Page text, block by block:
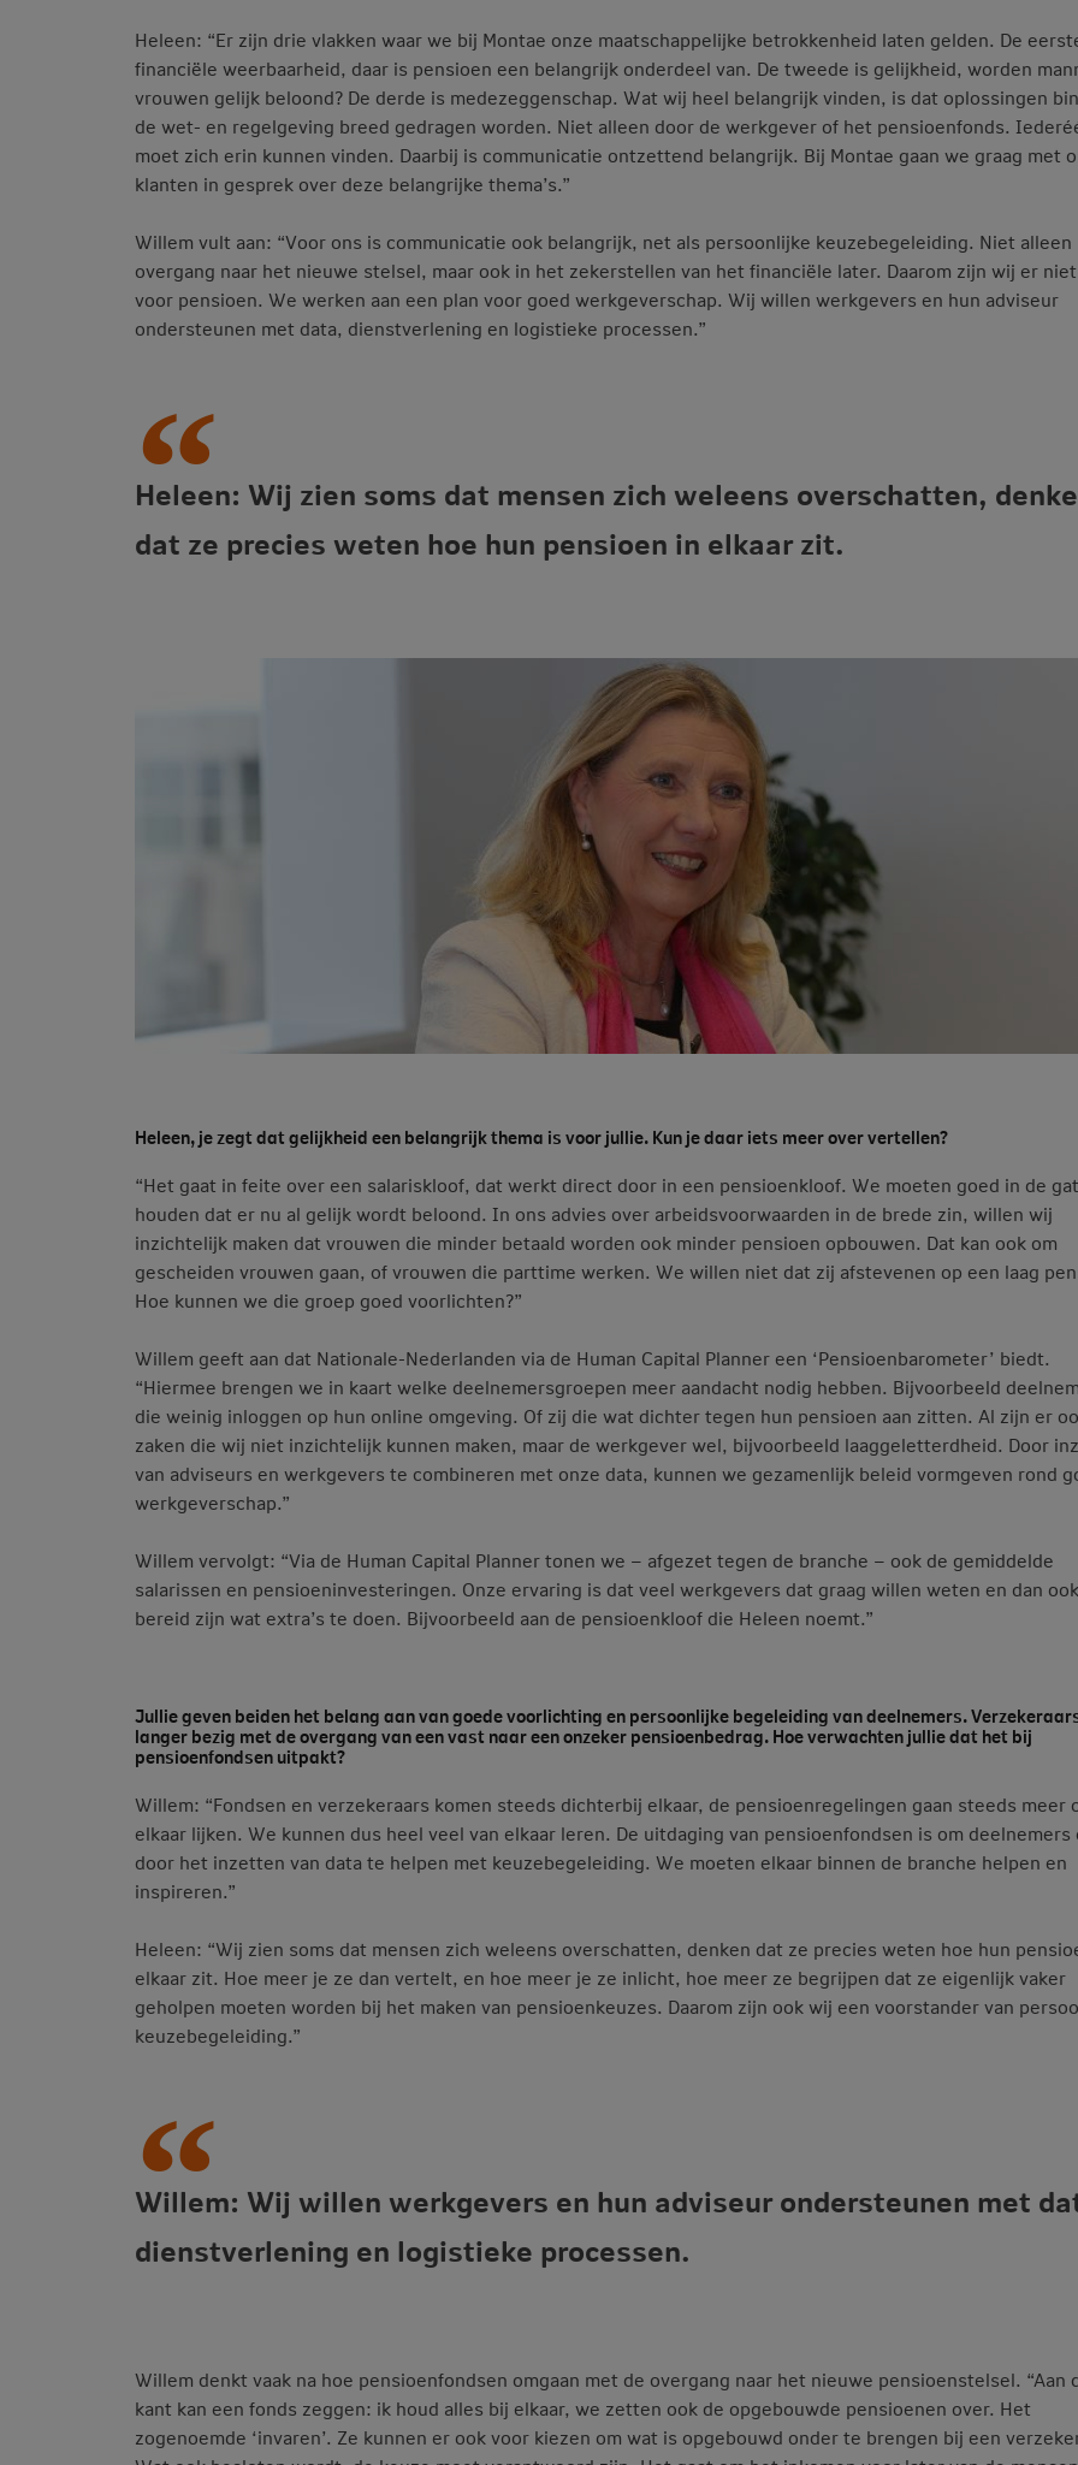
Heleen: “Er zijn drie vlakken waar we bij Montae onze maatschappelijke betrokkenheid laten gelden. De
financiële weerbaarheid, daar is pensioen een belangrijk onderdeel van. De tweede is gelijkheid, worden
vrouwen gelijk beloond? De derde is medezeggenschap. Wat wij heel belangrijk vinden, is dat oplossingen
de wet- en regelgeving breed gedragen worden. Niet alleen door de werkgever of het pensioenfonds.
moet zich erin kunnen vinden. Daarbij is communicatie ontzettend belangrijk. Bij Montae gaan we graag met
klanten in gesprek over deze belangrijke thema’s.”
Willem vult aan: “Voor ons is communicatie ook belangrijk, net als persoonlijke keuzebegeleiding. Niet alleen
overgang naar het nieuwe stelsel, maar ook in het zekerstellen van het financiële later. Daarom zijn wij er
voor pensioen. We werken aan een plan voor goed werkgeverschap. Wij willen werkgevers en hun adviseur
ondersteunen met data, dienstverlening en logistieke processen.”
Heleen: Wij zien soms dat mensen zich weleens overschatten,
dat ze precies weten hoe hun pensioen in elkaar zit.
Heleen, je zegt dat gelijkheid een belangrijk thema is voor jullie. Kun je daar iets meer over vertellen?
“Het gaat in feite over een salariskloof, dat werkt direct door in een pensioenkloof. We moeten goed in de
houden dat er nu al gelijk wordt beloond. In ons advies over arbeidsvoorwaarden in de brede zin, willen wij
inzichtelijk maken dat vrouwen die minder betaald worden ook minder pensioen opbouwen. Dat kan ook om
gescheiden vrouwen gaan, of vrouwen die parttime werken. We willen niet dat zij afstevenen op een laag
Hoe kunnen we die groep goed voorlichten?”
Willem geeft aan dat Nationale-Nederlanden via de Human Capital Planner een ‘Pensioenbarometer’ biedt.
“Hiermee brengen we in kaart welke deelnemersgroepen meer aandacht nodig hebben. Bijvoorbeeld
die weinig inloggen op hun online omgeving. Of zij die wat dichter tegen hun pensioen aan zitten. Al zijn er
zaken die wij niet inzichtelijk kunnen maken, maar de werkgever wel, bijvoorbeeld laaggeletterdheid. Door
van adviseurs en werkgevers te combineren met onze data, kunnen we gezamenlijk beleid vormgeven rond
werkgeverschap.”
Willem vervolgt: “Via de Human Capital Planner tonen we – afgezet tegen de branche – ook de gemiddelde
salarissen en pensioeninvesteringen. Onze ervaring is dat veel werkgevers dat graag willen weten en dan ook
bereid zijn wat extra’s te doen. Bijvoorbeeld aan de pensioenkloof die Heleen noemt.”
Jullie geven beiden het belang aan van goede voorlichting en persoonlijke begeleiding van deelnemers.
langer bezig met de overgang van een vast naar een onzeker pensioenbedrag. Hoe verwachten jullie dat het bij
pensioenfondsen uitpakt?
Willem: “Fondsen en verzekeraars komen steeds dichterbij elkaar, de pensioenregelingen gaan steeds meer
elkaar lijken. We kunnen dus heel veel van elkaar leren. De uitdaging van pensioenfondsen is om deelnemers
door het inzetten van data te helpen met keuzebegeleiding. We moeten elkaar binnen de branche helpen en
inspireren.”
Heleen: “Wij zien soms dat mensen zich weleens overschatten, denken dat ze precies weten hoe hun
elkaar zit. Hoe meer je ze dan vertelt, en hoe meer je ze inlicht, hoe meer ze begrijpen dat ze eigenlijk vaker
geholpen moeten worden bij het maken van pensioenkeuzes. Daarom zijn ook wij een voorstander van
keuzebegeleiding.”
Willem: Wij willen werkgevers en hun adviseur ondersteunen met
dienstverlening en logistieke processen.
Willem denkt vaak na hoe pensioenfondsen omgaan met de overgang naar het nieuwe pensioenstelsel. “Aan
kant kan een fonds zeggen: ik houd alles bij elkaar, we zetten ook de opgebouwde pensioenen over. Het
zogenoemde ‘invaren’. Ze kunnen er ook voor kiezen om wat is opgebouwd onder te brengen bij een